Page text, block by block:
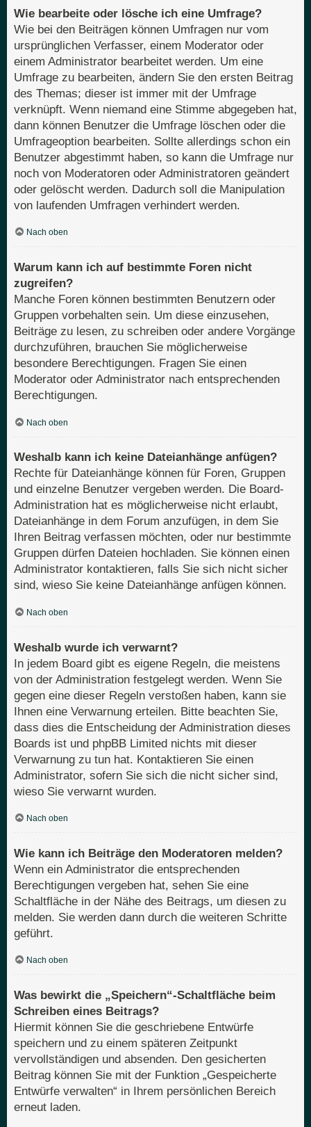
Wie bearbeite oder lösche ich eine Umfrage?
Wie bei den Beiträgen können Umfragen nur vom
ursprünglichen Verfasser, einem Moderator oder
einem Administrator bearbeitet werden. Um eine
Umfrage zu bearbeiten, ändern Sie den ersten Beitrag
des Themas; dieser ist immer mit der Umfrage
verknüpft. Wenn niemand eine Stimme abgegeben hat,
dann können Benutzer die Umfrage löschen oder die
Umfrageoption bearbeiten. Sollte allerdings schon ein
Benutzer abgestimmt haben, so kann die Umfrage nur
noch von Moderatoren oder Administratoren geändert
oder gelöscht werden. Dadurch soll die Manipulation
von laufenden Umfragen verhindert werden.
Nach oben
Warum kann ich auf bestimmte Foren nicht
zugreifen?
Manche Foren können bestimmten Benutzern oder
Gruppen vorbehalten sein. Um diese einzusehen,
Beiträge zu lesen, zu schreiben oder andere Vorgänge
durchzuführen, brauchen Sie möglicherweise
besondere Berechtigungen. Fragen Sie einen
Moderator oder Administrator nach entsprechenden
Berechtigungen.
Nach oben
Weshalb kann ich keine Dateianhänge anfügen?
Rechte für Dateianhänge können für Foren, Gruppen
und einzelne Benutzer vergeben werden. Die Board-
Administration hat es möglicherweise nicht erlaubt,
Dateianhänge in dem Forum anzufügen, in dem Sie
Ihren Beitrag verfassen möchten, oder nur bestimmte
Gruppen dürfen Dateien hochladen. Sie können einen
Administrator kontaktieren, falls Sie sich nicht sicher
sind, wieso Sie keine Dateianhänge anfügen können.
Nach oben
Weshalb wurde ich verwarnt?
In jedem Board gibt es eigene Regeln, die meistens
von der Administration festgelegt werden. Wenn Sie
gegen eine dieser Regeln verstoßen haben, kann sie
Ihnen eine Verwarnung erteilen. Bitte beachten Sie,
dass dies die Entscheidung der Administration dieses
Boards ist und phpBB Limited nichts mit dieser
Verwarnung zu tun hat. Kontaktieren Sie einen
Administrator, sofern Sie sich die nicht sicher sind,
wieso Sie verwarnt wurden.
Nach oben
Wie kann ich Beiträge den Moderatoren melden?
Wenn ein Administrator die entsprechenden
Berechtigungen vergeben hat, sehen Sie eine
Schaltfläche in der Nähe des Beitrags, um diesen zu
melden. Sie werden dann durch die weiteren Schritte
geführt.
Nach oben
Was bewirkt die „Speichern“-Schaltfläche beim
Schreiben eines Beitrags?
Hiermit können Sie die geschriebene Entwürfe
speichern und zu einem späteren Zeitpunkt
vervollständigen und absenden. Den gesicherten
Beitrag können Sie mit der Funktion „Gespeicherte
Entwürfe verwalten“ in Ihrem persönlichen Bereich
erneut laden.